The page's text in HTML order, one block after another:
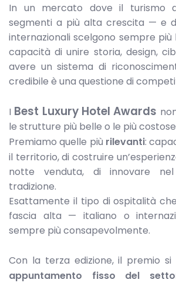
In un mercato dove il turismo
segmenti a più alta crescita — e
internazionali scelgono sempre più
capacità di unire storia, design,
avere un sistema di
credibile è una questione di
I Best Luxury Hotel Awards
le strutture più belle o le più
Premiamo quelle più rilevanti:
il territorio, di costruire
notte venduta, di innovare
tradizione.
Esattamente il tipo di ospitalità
fascia alta — italiano o
sempre più consapevolmente.
Con la terza edizione, il premio si
appuntamento fisso del